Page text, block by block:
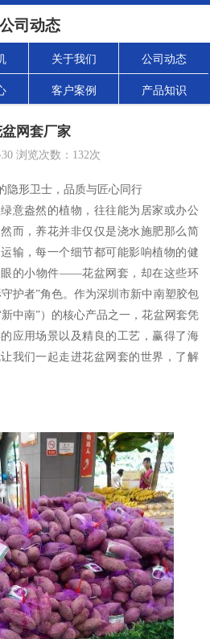
公司动态
关于我们 公司动态
客户案例 产品知识
网套厂家
浏览次数： 132次
形卫士，品质与匠心同行
意盎然的植物，往往能为居家或办公
而，养花并非仅仅是浇水施肥那么简
输，每一个细节都可能影响植物的健
眼的小物件——花盆网套，却在这些环
护者”角色。作为深圳市新中南塑胶包
中南”）的核心产品之一，花盆网套凭
应用场景以及精良的工艺，赢得了海
我们一起走进花盆网套的世界，了解